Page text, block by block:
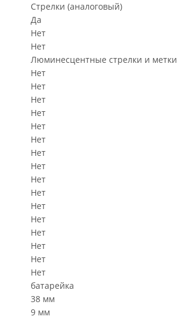
Стрелки (аналоговый)
Да
Нет
Нет
Люминесцентные стрелки и метки
Нет
Нет
Нет
Нет
Нет
Нет
Нет
Нет
Нет
Нет
Нет
Нет
Нет
Нет
Нет
Нет
батарейка
38 мм
9 мм